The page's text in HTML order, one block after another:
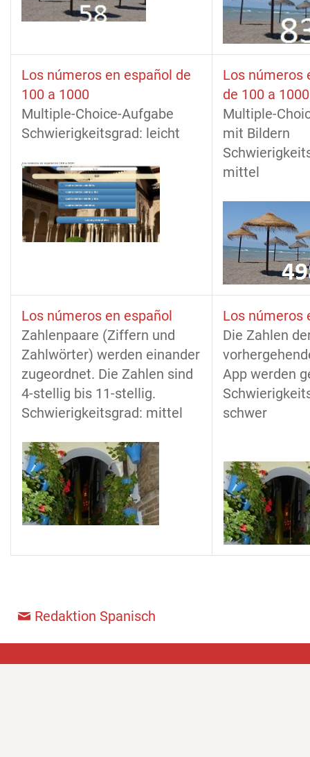
Los números en español de
100 a 1000
Multiple-Choice-Aufgabe
Schwierigkeitsgrad: leicht
Los números
de 100 a 1000
Multiple-
mit Bildern
mittel
Los números en español
Zahlenpaare (Ziffern und
Zahlwörter) werden einander
zugeordnet. Die Zahlen sind
4-stellig bis 11-stellig.
Schwierigkeitsgrad: mittel
Los números
Die Zahlen
App werden
schwer
Redaktion Spanisch